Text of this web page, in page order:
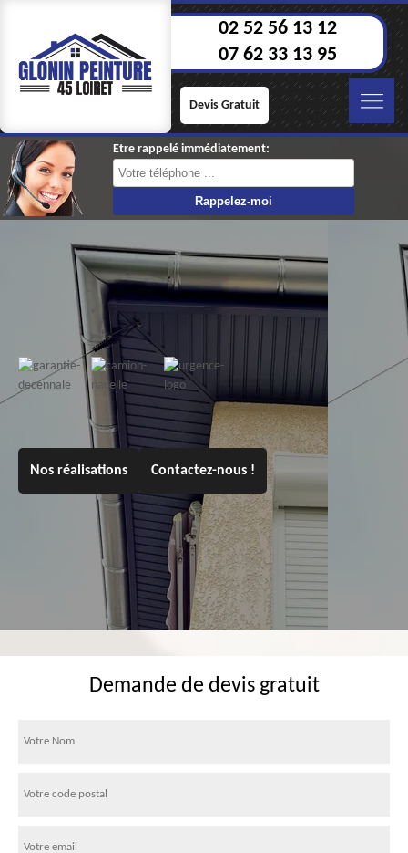
02 52 56 13 12
07 62 33 13 95
Devis Gratuit
Etre rappelé immédiatement:
Nos réalisations Contactez-nous !
Demande de devis gratuit